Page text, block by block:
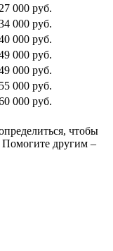
000 руб.
000 руб.
000 руб.
000 руб.
000 руб.
55 000 руб.
000 руб.
чтобы
Помогите другим –